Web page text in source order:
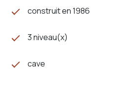
construit en 1986
3 niveau(x)
cave